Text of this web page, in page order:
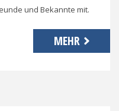
und Bekannte mit.
MEHR